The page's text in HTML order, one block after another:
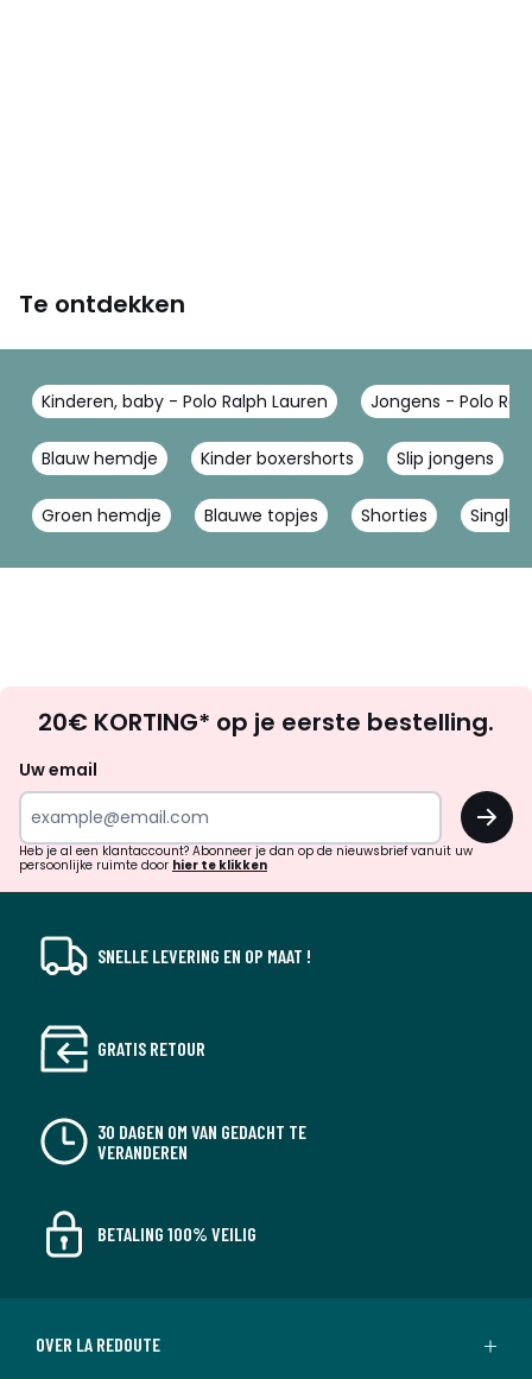
Te ontdekken
Kinderen, baby - Polo Ralph Lauren Jongens - Polo
Blauw hemdje Kinder boxershorts Slip jongens
Groen hemdje Blauwe topjes Shorties
zoek
inspiratie
verrassingen?
20€ KORTING* op je eerste bestelling.
Uw email
OK
Heb je al een klantaccount? Abonneer je dan op de nieuwsbrief vanuit uw
persoonlijke ruimte door hier te klikken
SNELLE LEVERING EN OP MAAT !
GRATIS RETOUR
30 DAGEN OM VAN GEDACHT TE
VERANDEREN
BETALING 100% VEILIG
OVER LA REDOUTE